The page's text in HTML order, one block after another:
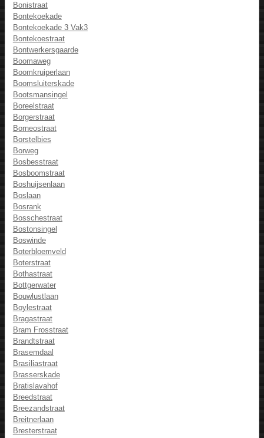
Bonistraat
Bontekoekade
Bontekoekade 3 Vak3
Bontekoestraat
Bontwerkersgaarde
Boomaweg
Boomkruiperlaan
Boomsluiterskade
Bootsmansingel
Boreelstraat
Borgerstraat
Borneostraat
Borstelbies
Borweg
Bosbesstraat
Bosboomstraat
Boshuijsenlaan
Boslaan
Bosrank
Bosschestraat
Bostonsingel
Boswinde
Boterbloemveld
Boterstraat
Bothastraat
Bottgerwater
Bouwlustlaan
Boylestraat
Bragastraat
Bram Frosstraat
Brandtstraat
Brasemdaal
Brasiliastraat
Brasserskade
Bratislavahof
Breedstraat
Breezandstraat
Breitnerlaan
Bresterstraat